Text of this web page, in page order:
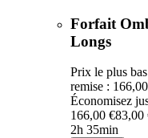
Forfait
Longs
Prix le plus
remise :
Économisez
166,00 €83,00
2h 35min